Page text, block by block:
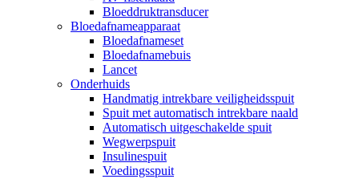
Bloeddruktransducer
Bloedafnameapparaat
Bloedafnameset
Bloedafnamebuis
Lancet
Onderhuids
Handmatig intrekbare veiligheidsspuit
Spuit met automatisch intrekbare naald
Automatisch uitgeschakelde spuit
Wegwerpspuit
Insulinespuit
Voedingsspuit